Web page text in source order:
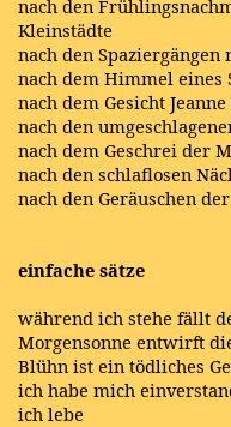
nach den
Kleinstädte
nach den
nach dem Himmel eines
nach dem Gesicht
nach den
nach dem Geschrei der
nach den schlaflosen
nach den Geräuschen
einfache sätze
während ich stehe fällt
Morgensonne entwirft
Blühn ist ein tödliches
ich habe mich
ich lebe